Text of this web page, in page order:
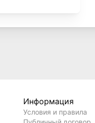
Информация
Условия и правила